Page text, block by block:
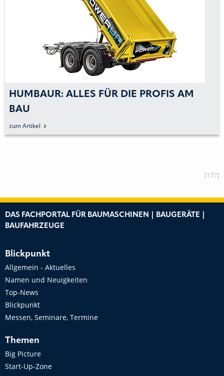
HUMBAUR: ALLES FÜR DIE PROFIS AM
BAU
zum Artikel
[177]
DAS FACHPORTAL FÜR BAUMASCHINEN | BAUGERÄTE |
BAUFAHRZEUGE
Blickpunkt
Allgemein - Aktuelles
Namen und Neuigkeiten
Top-News
Blickpunkt
Messen, Seminare, Termine
Themen
Big Picture
Start-Up-Zone